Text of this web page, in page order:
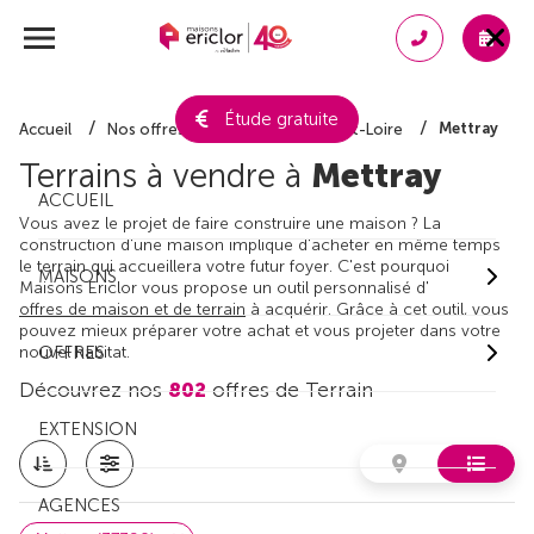
Étude gratuite
ACCUEIL
MAISONS
OFFRES
EXTENSION
AGENCES
Accueil Nos offres de terrain Indre-et-Loire Mettray
Terrains à vendre à Mettray
Vous avez le projet de faire construire une maison ? La
construction d'une maison implique d'acheter en même temps
le terrain qui accueillera votre futur foyer. C'est pourquoi
Maisons Ericlor vous propose un outil personnalisé d'
offres de maison et de terrain à acquérir. Grâce à cet outil, vous
pouvez mieux préparer votre achat et vous projeter dans votre
nouvel habitat.
Découvrez nos 802 offres de Terrain